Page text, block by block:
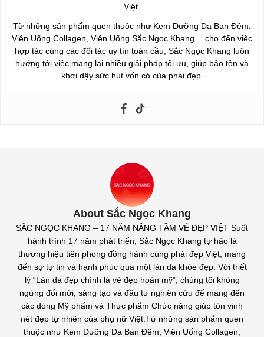
Việt.
Từ những sản phẩm quen thuộc như Kem Dưỡng Da Ban Đêm,
Viên Uống Collagen, Viên Uống Sắc Ngọc Khang… cho đến việc
hợp tác cùng các đối tác uy tín toàn cầu, Sắc Ngọc Khang luôn
hướng tới việc mang lại nhiều giải pháp tối ưu, giúp bảo tồn và
khơi dậy sức hút vốn có của phái đẹp.
About Sắc Ngọc Khang
SẮC NGỌC KHANG – 17 NĂM NÂNG TẦM VẺ ĐẸP VIỆT Suốt
hành trình 17 năm phát triển, Sắc Ngọc Khang tự hào là
thương hiệu tiên phong đồng hành cùng phái đẹp Việt, mang
đến sự tự tin và hạnh phúc qua một làn da khỏe đẹp. Với triết
lý “Làn da đẹp chính là vẻ đẹp hoàn mỹ”, chúng tôi không
ngừng đổi mới, sáng tạo và đầu tư nghiên cứu để mang đến
các dòng Mỹ phẩm và Thực phẩm Chức năng giúp tôn vinh
nét đẹp tự nhiên của phụ nữ Việt.Từ những sản phẩm quen
thuộc như Kem Dưỡng Da Ban Đêm, Viên Uống Collagen,